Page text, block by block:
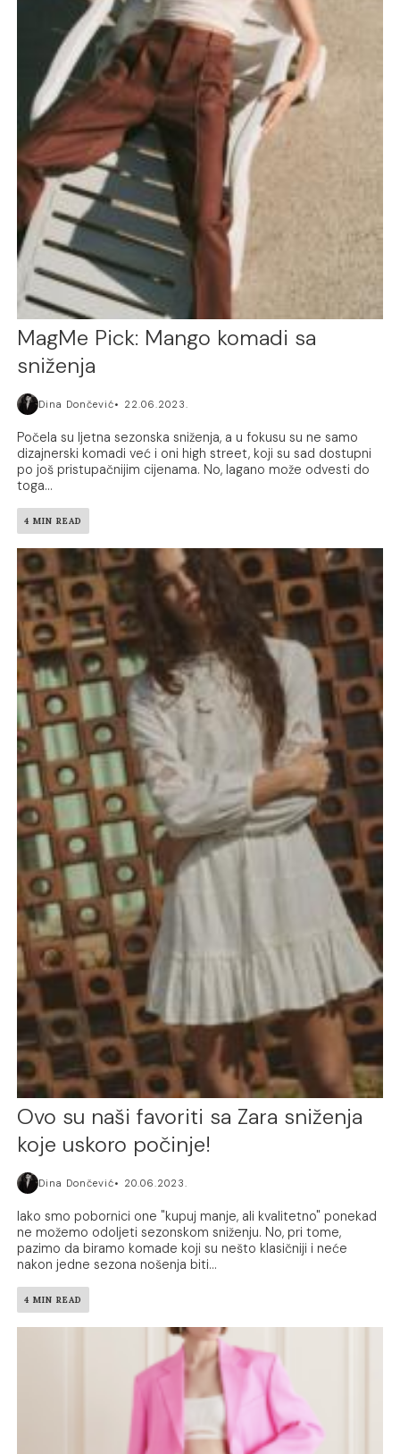
MagMe Pick: Mango komadi sa
sniženja
Dina Dončević 22.06.2023.
Počela su ljetna sezonska sniženja, a u fokusu su ne samo
dizajnerski komadi već i oni high street, koji su sad dostupni
po još pristupačnijim cijenama. No, lagano može odvesti do
toga...
4 MIN READ
Ovo su naši favoriti sa Zara sniženja
koje uskoro počinje!
Dina Dončević 20.06.2023.
Iako smo pobornici one "kupuj manje, ali kvalitetno" ponekad
ne možemo odoljeti sezonskom sniženju. No, pri tome,
pazimo da biramo komade koji su nešto klasičniji i neće
nakon jedne sezona nošenja biti...
4 MIN READ